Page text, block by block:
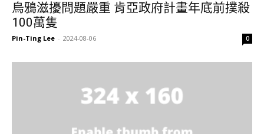
烏鴉滋擾問題嚴重 肯亞政府計畫年底前撲殺
100萬隻
Pin-Ting Lee - 2024-08-06 0